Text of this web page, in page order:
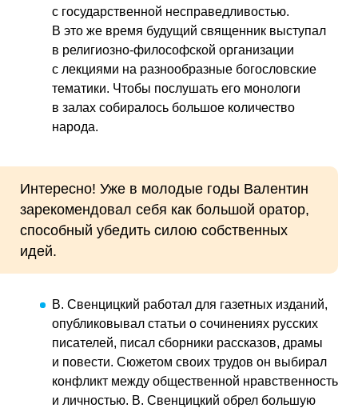
с государственной несправедливостью.
В это же время будущий священник выступал
в религиозно-философской организации
с лекциями на разнообразные богословские
тематики. Чтобы послушать его монологи
в залах собиралось большое количество
народа.
Интересно! Уже в молодые годы Валентин
зарекомендовал себя как большой оратор,
способный убедить силою собственных
идей.
В. Свенцицкий работал для газетных изданий,
опубликовывал статьи о сочинениях русских
писателей, писал сборники рассказов, драмы
и повести. Сюжетом своих трудов он выбирал
конфликт между общественной нравственность
и личностью. В. Свенцицкий обрел большую